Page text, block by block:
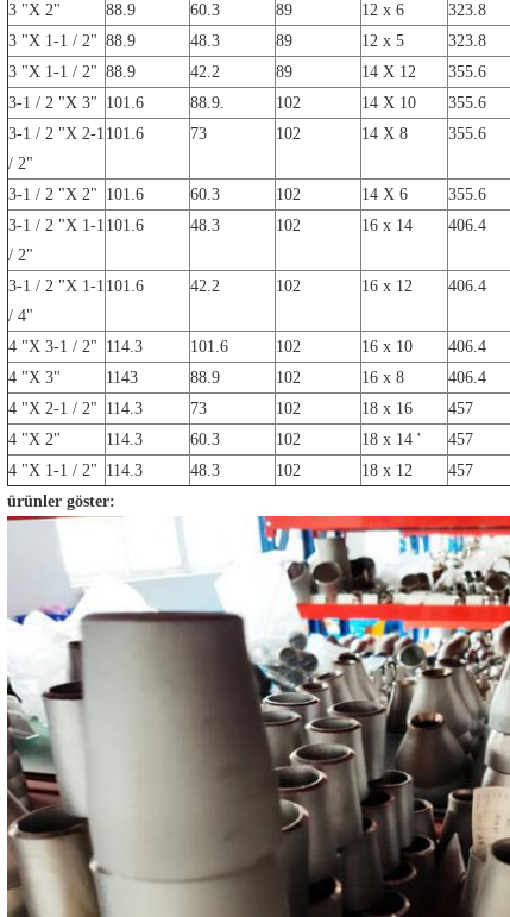
3 "X 2"
88.9 60.3 89 12 x 6 323.8
3 "X 1-1 / 2" 88.9 48.3 89 12 x 5 323.8
3 "X 1-1 / 2" 88.9 42.2 89 14 X 12 355.6
3-1 / 2 "X 3" 101.6 88.9. 102 14 X 10 355.6
3-1 / 2 "X 2-1
/ 2"
101.6 73 102 14 X 8 355.6
3-1 / 2 "X 2" 101.6 60.3 102 14 X 6 355.6
3-1 / 2 "X 1-1
/ 2"
101.6 48.3 102 16 x 14 406.4
3-1 / 2 "X 1-1
/ 4"
101.6 42.2 102 16 x 12 406.4
4 "X 3-1 / 2" 114.3 101.6 102 16 x 10 406.4
4 "X 3"
1143 88.9 102 16 x 8 406.4
4 "X 2-1 / 2" 114.3 73 102 18 x 16 457
4 "X 2"
114.3 60.3 102 18 x 14 ' 457
4 "X 1-1 / 2" 114.3 48.3 102 18 x 12 457
ürünler göster: